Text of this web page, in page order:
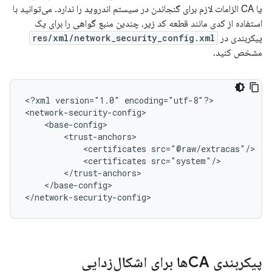
یا CA الزامات لازم برای گنجاندن در سیستم اندروید را ندارد. می‌توانید با
استفاده از کدی مانند قطعه کد زیر، چندین منبع گواهی را برای یک
پیکربندی در
res/xml/network_security_config.xml
مشخص کنید.
<?xml version="1.0"
encoding="utf-8"?>
<certificates
<certificates
</base-config>
</network-security-config>
پیکربندی CAها برای اشکال‌زدایی